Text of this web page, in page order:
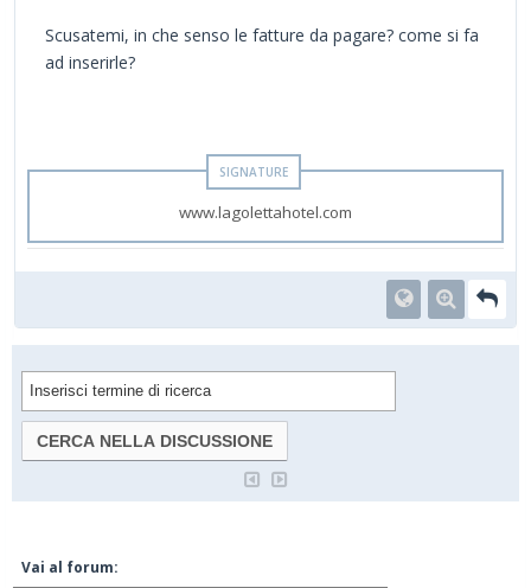
Scusatemi, in che senso le fatture da pagare? come si fa
ad inserirle?
www.lagolettahotel.com
Vai al forum: